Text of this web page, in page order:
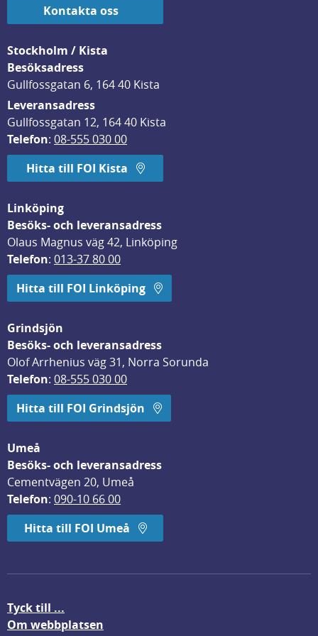
Kontakta oss
Stockholm / Kista
Besöksadress
Gullfossgatan 6, 164 40 Kista
Leveransadress
Gullfossgatan 12, 164 40 Kista
Telefon: 08-555 030 00
Hitta till FOI Kista
Linköping
Besöks- och leveransadress
Olaus Magnus väg 42, Linköping
Telefon: 013-37 80 00
Hitta till FOI Linköping
Grindsjön
Besöks- och leveransadress
Olof Arrhenius väg 31, Norra Sorunda
Telefon: 08-555 030 00
Hitta till FOI Grindsjön
Umeå
Besöks- och leveransadress
Cementvägen 20, Umeå
Telefon: 090-10 66 00
Hitta till FOI Umeå
Tyck till ...
Om webbplatsen